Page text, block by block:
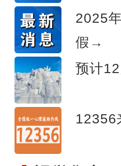
2025
假→
预计
12356